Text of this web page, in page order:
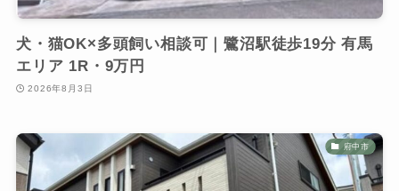
犬・猫OK×多頭飼い相談可｜鷺沼駅徒歩19分 有馬
エリア 1R・9万円
2026年8月3日
府中市